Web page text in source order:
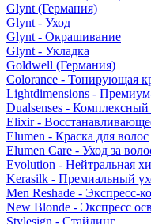
Glynt (Германия)
Glynt - Уход
Glynt - Окрашивание
Glynt - Укладка
Goldwell (Германия)
Colorance - Тонирующая
Lightdimensions -
Dualsenses - Комплексный
Elixir -
Elumen - Краска для волос
Elumen Care - Уход за
Evolution - Нейтральная
Kerasilk - Премиальный
Men Reshade - Экспресс-
New Blonde - Экспресс
Stylesign - Стайлинг